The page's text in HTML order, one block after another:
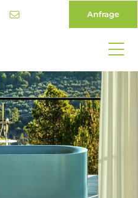
Anfrage